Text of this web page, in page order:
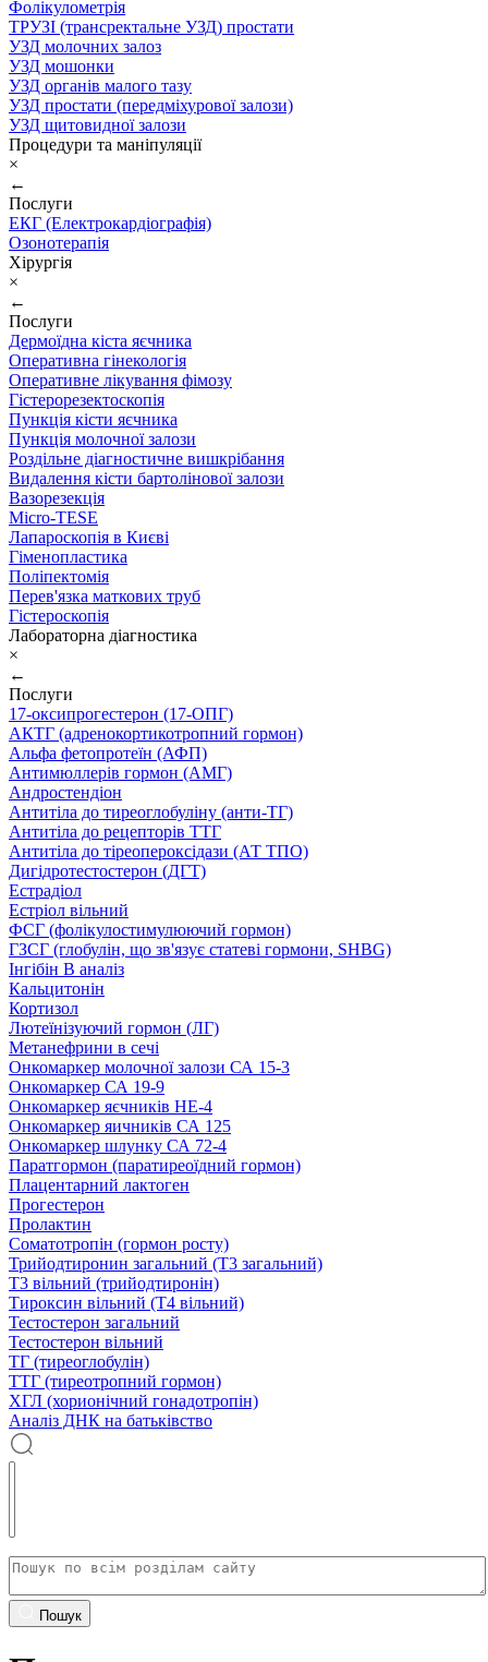
Фолікулометрія
ТРУЗІ (трансректальне УЗД) простати
УЗД молочних залоз
УЗД мошонки
УЗД органів малого тазу
УЗД простати (передміхурової залози)
УЗД щитовидної залози
Процедури та маніпуляції
×
←
Послуги
ЕКГ (Електрокардіографія)
Озонотерапія
Хірургія
×
←
Послуги
Дермоїдна кіста яєчника
Оперативна гінекологія
Оперативне лікування фімозу
Гістерорезектоскопія
Пункція кісти яєчника
Пункція молочної залози
Роздільне діагностичне вишкрібання
Видалення кісти бартолінової залози
Вазорезекція
Micro-TESE
Лапароскопія в Києві
Гіменопластика
Поліпектомія
Перев'язка маткових труб
Гістероскопія
Лабораторна діагностика
×
←
Послуги
17-оксипрогестерон (17-ОПГ)
АКТГ (адренокортикотропний гормон)
Альфа фетопротеїн (АФП)
Антимюллерів гормон (АМГ)
Андростендіон
Антитіла до тиреоглобуліну (анти-ТГ)
Антитіла до рецепторів ТТГ
Антитіла до тіреопероксідази (АТ ТПО)
Дигідротестостерон (ДГТ)
Естрадіол
Естріол вільний
ФСГ (фолікулостимулюючий гормон)
ГЗСГ (глобулін, що зв'язує статеві гормони, SHBG)
Інгібін B аналіз
Кальцитонін
Кортизол
Лютеїнізуючий гормон (ЛГ)
Метанефрини в сечі
Онкомаркер молочної залози СА 15-3
Онкомаркер СА 19-9
Онкомаркер яєчників НЕ-4
Онкомаркер яичників СА 125
Онкомаркер шлунку СА 72-4
Паратгормон (паратиреоїдний гормон)
Плацентарний лактоген
Прогестерон
Пролактин
Соматотропін (гормон росту)
Трийодтиронин загальний (Т3 загальний)
Т3 вільний (трийодтиронін)
Тироксин вільний (Т4 вільний)
Тестостерон загальний
Тестостерон вільний
ТГ (тиреоглобулін)
ТТГ (тиреотропний гормон)
ХГЛ (хорионічний гонадотропін)
Аналіз ДНК на батьківство
Пошук